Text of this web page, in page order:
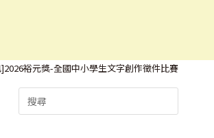
裕元獎-全國中小學生文字創作徵件比賽
Search
for: